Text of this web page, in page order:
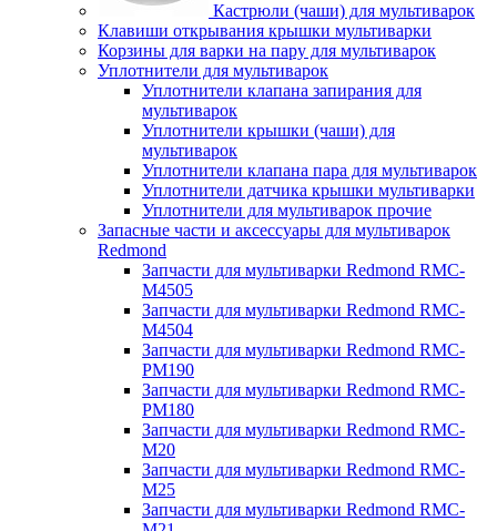
Кастрюли (чаши) для мультиварок
Клавиши открывания крышки мультиварки
Корзины для варки на пару для мультиварок
Уплотнители для мультиварок
Уплотнители клапана запирания для
мультиварок
Уплотнители крышки (чаши) для
мультиварок
Уплотнители клапана пара для мультиварок
Уплотнители датчика крышки мультиварки
Уплотнители для мультиварок прочие
Запасные части и аксессуары для мультиварок
Redmond
Запчасти для мультиварки Redmond RMC-
M4505
Запчасти для мультиварки Redmond RMC-
M4504
Запчасти для мультиварки Redmond RMC-
PM190
Запчасти для мультиварки Redmond RMC-
PM180
Запчасти для мультиварки Redmond RMC-
M20
Запчасти для мультиварки Redmond RMC-
M25
Запчасти для мультиварки Redmond RMC-